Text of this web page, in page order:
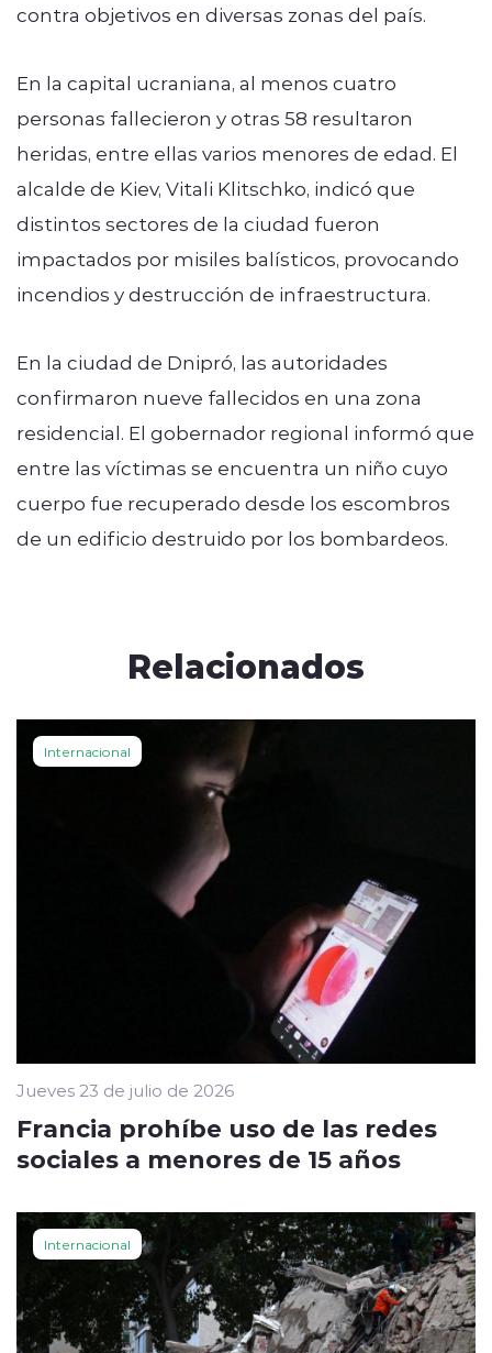
contra objetivos en diversas zonas del país.
En la capital ucraniana, al menos cuatro
personas fallecieron y otras 58 resultaron
heridas, entre ellas varios menores de edad. El
alcalde de Kiev, Vitali Klitschko, indicó que
distintos sectores de la ciudad fueron
impactados por misiles balísticos, provocando
incendios y destrucción de infraestructura.
En la ciudad de Dnipró, las autoridades
confirmaron nueve fallecidos en una zona
residencial. El gobernador regional informó que
entre las víctimas se encuentra un niño cuyo
cuerpo fue recuperado desde los escombros
de un edificio destruido por los bombardeos.
Relacionados
Internacional
Jueves 23 de julio de 2026
Francia prohíbe uso de las redes
sociales a menores de 15 años
Internacional